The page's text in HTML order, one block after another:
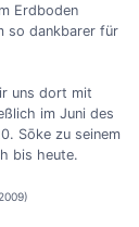
Erdboden
so dankbarer für
uns dort mit
im Juni des
Sōke zu seinem
bis heute.